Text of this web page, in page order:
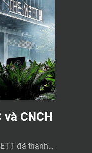
và CNCH
đã thành c